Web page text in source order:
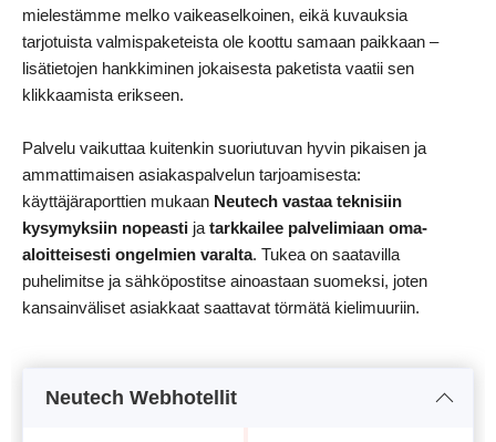
mielestämme melko vaikeaselkoinen, eikä kuvauksia
tarjotuista valmispaketeista ole koottu samaan paikkaan –
lisätietojen hankkiminen jokaisesta paketista vaatii sen
klikkaamista erikseen.
Palvelu vaikuttaa kuitenkin suoriutuvan hyvin pikaisen ja
ammattimaisen asiakaspalvelun tarjoamisesta:
käyttäjäraporttien mukaan Neutech vastaa teknisiin
kysymyksiin nopeasti ja tarkkailee palvelimiaan oma-
aloitteisesti ongelmien varalta. Tukea on saatavilla
puhelimitse ja sähköpostitse ainoastaan suomeksi, joten
kansainväliset asiakkaat saattavat törmätä kielimuuriin.
Neutech Webhotellit